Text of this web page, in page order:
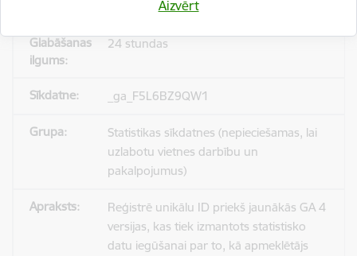
Aizvērt
apmeklētājs izmanto vietni.
24 stundas
_ga_F5L6BZ9QW1
Statistikas sīkdatnes (nepieciešamas, lai
uzlabotu vietnes darbību un
pakalpojumus)
Reģistrē unikālu ID priekš jaunākās GA 4
versijas, kas tiek izmantots statistisko
datu iegūšanai par to, kā apmeklētājs